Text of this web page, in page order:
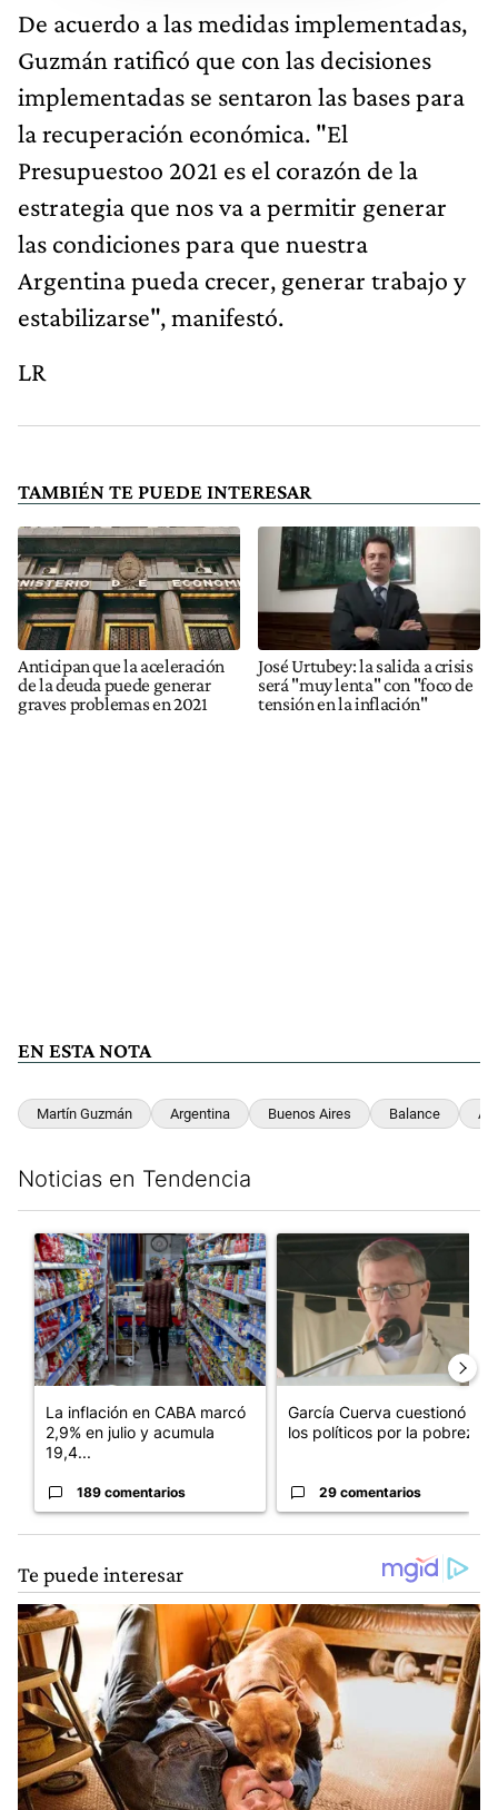
De acuerdo a las medidas implementadas,
Guzmán ratificó que con las decisiones
implementadas se sentaron las bases para
la recuperación económica. "El
Presupuestoo 2021 es el corazón de la
estrategia que nos va a permitir generar
las condiciones para que nuestra
Argentina pueda crecer, generar trabajo y
estabilizarse", manifestó.
LR
TAMBIÉN TE PUEDE INTERESAR
Anticipan que la aceleración
de la deuda puede generar
graves problemas en 2021
José Urtubey: la salida a crisis
será "muy lenta" con "foco de
tensión en la inflación"
EN ESTA NOTA
Martín Guzmán Argentina Buenos Aires Balance
Noticias en Tendencia
Un artículo de tendencia con el título "La inflación en CABA
La inflación en CABA marcó
2,9% en julio y acumula
19,4...
189 comentarios
Un artículo de tendencia con
García Cuerva cuestionó a
los políticos por la pobreza
29 comentarios